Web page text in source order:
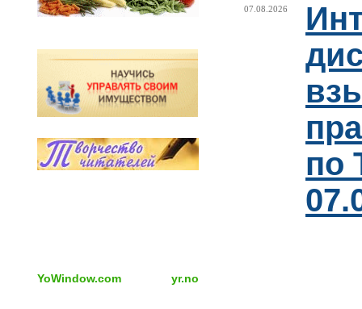
YoWindow.com yr.no
07.08.2026
по